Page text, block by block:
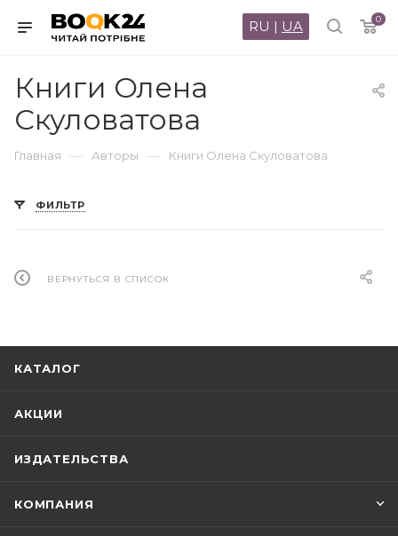
0
RU | UA
Книги Олена
Скуловатова
Главная — Авторы — Книги Олена Скуловатова
ФИЛЬТР
ВЕРНУТЬСЯ В СПИСОК
КАТАЛОГ
АКЦИИ
ИЗДАТЕЛЬСТВА
КОМПАНИЯ